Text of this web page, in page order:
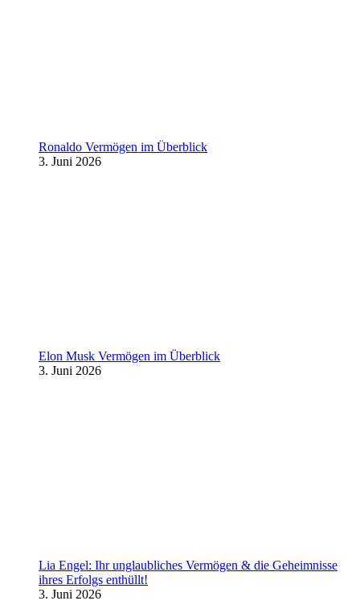
Ronaldo Vermögen im Überblick
3. Juni 2026
Elon Musk Vermögen im Überblick
3. Juni 2026
Lia Engel: Ihr unglaubliches Vermögen & die Geheimnisse
ihres Erfolgs enthüllt!
3. Juni 2026